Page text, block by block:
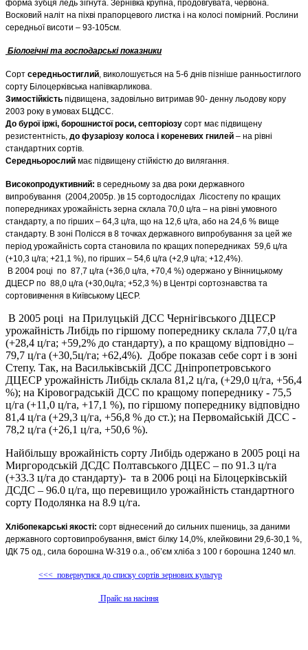
форма зубця ледь зігнута. Зернівка крупна, продовгувата, червона.
Восковий наліт на піхві прапорцевого листка і на колосі помірний. Рослини
середньої висоти – 93-105см.
Біологічні та господарські показники
Сорт середньостиглий, виколошується на 5-6 днів пізніше ранньостиглого
сорту Білоцерківська напівкарликова.
Зимостійкість підвищена, задовільно витримав 90- денну льодову кору
2003 року в умовах БЦДСС.
До бурої іржі, борошнистої роси, септоріозу сорт має підвищену
резистентність, до фузаріозу колоса і кореневих гнилей – на рівні
стандартних сортів.
Середньорослий має підвищену стійкістю до вилягання.
Високопродуктивний: в середньому за два роки державного
випробування (2004,2005р. )в 15 сортодослідах Лісостепу по кращих
попередниках урожайність зерна склала 70,0 ц/га – на рівні умовного
стандарту, а по гірших – 64,3 ц/га, що на 12,6 ц/га, або на 24,6 % вище
стандарту. В зоні Полісся в 8 точках державного випробування за цей же
період урожайність сорта становила по кращих попередниках 59,6 ц/га
(+10,3 ц/га; +21,1 %), по гірших – 54,6 ц/га (+2,9 ц/га; +12,4%).
В 2004 році по 87,7 ц/га (+36,0 ц/га, +70,4 %) одержано у Вінницькому
ДЦЕСР по 88,0 ц/га (+30,0ц/га; +52,3 %) в Центрі сортознавства та
сортовивчення в Київському ЦЕСР.
В 2005 році на Прилуцькій ДСС Чернігівського ДЦЕСР
урожайність Либідь по гіршому попереднику склала 77,0 ц/га
(+28,4 ц/га; +59,2% до стандарту), а по кращому відповідно –
79,7 ц/га (+30,5ц/га; +62,4%). Добре показав себе сорт і в зоні
Степу. Так, на Васильківській ДСС Дніпропетровського
ДЦЕСР урожайність Либідь склала 81,2 ц/га, (+29,0 ц/га, +56,4
%); на Кіровоградській ДСС по кращому попереднику - 75,5
ц/га (+11,0 ц/га, +17,1 %), по гіршому попереднику відповідно
81,4 ц/га (+29,3 ц/га, +56,8 % до ст.); на Первомайській ДСС -
78,2 ц/га (+26,1 ц/га, +50,6 %).
Найбільшу врожайність сорту Либідь одержано в 2005 році на
Миргородській ДСДС Полтавського ДЦЕС – по 91.3 ц/га
(+33.3 ц/га до стандарту)- та в 2006 році на Білоцерківській
ДСДС – 96.0 ц/га, що перевищило урожайність стандартного
сорту Подолянка на 8.9 ц/га.
Хлібопекарські якості: сорт віднесений до сильних пшениць, за даними
державного сортовипробування, вміст білку 14,0%, клейковини 29,6-30,1 %,
ІДК 75 од., сила борошна W-319 о.а., об’єм хліба з 100 г борошна 1240 мл.
<<< повернутися до списку сортів зернових культур
Прайс на насіння